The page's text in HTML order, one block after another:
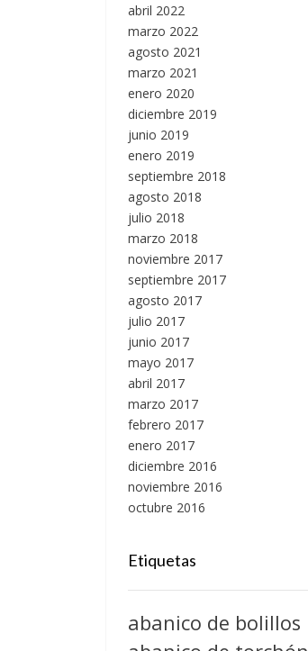
abril 2022
marzo 2022
agosto 2021
marzo 2021
enero 2020
diciembre 2019
junio 2019
enero 2019
septiembre 2018
agosto 2018
julio 2018
marzo 2018
noviembre 2017
septiembre 2017
agosto 2017
julio 2017
junio 2017
mayo 2017
abril 2017
marzo 2017
febrero 2017
enero 2017
diciembre 2016
noviembre 2016
octubre 2016
Etiquetas
abanico de bolillos